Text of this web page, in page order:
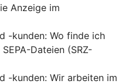
Anzeige im
-kunden: Wo finde ich
Dateien (SRZ-
-kunden: Wir arbeiten im